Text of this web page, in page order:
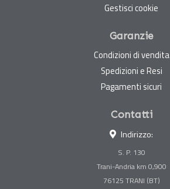
Gestisci cookie
Garanzie
Condizioni di vendita
Spedizioni e Resi
Pagamenti sicuri
Contatti
Indirizzo:
S. P. 130
Trani-Andria km 0,900